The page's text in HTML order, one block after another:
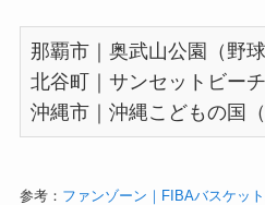
那覇市｜奥武山公園（野
北谷町｜サンセットビー
沖縄市｜沖縄こどもの国
参考： ファンゾーン｜FIBAバスケッ